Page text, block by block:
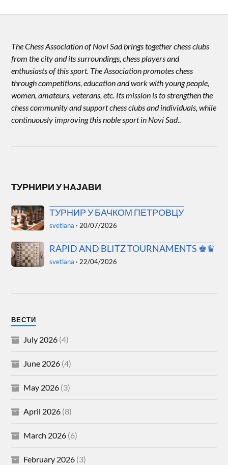
The Chess Association of Novi Sad brings together chess clubs
from the city and its surroundings, chess players and
enthusiasts of this sport. The Association promotes chess
through competitions, education and work with young people,
women, amateurs, veterans, etc. Its mission is to strengthen the
chess community and support chess clubs and individuals, while
continuously improving this noble sport in Novi Sad..
ТУРНИРИ У НАЈАВИ
ТУРНИР У БАЧКОМ ПЕТРОВЦУ
svetlana ·20/07/2026
RAPID AND BLITZ TOURNAMENTS ♚♛
svetlana ·22/04/2026
ВЕСТИ
July 2026 (4)
June 2026 (4)
May 2026 (3)
April 2026 (8)
March 2026 (6)
February 2026 (3)